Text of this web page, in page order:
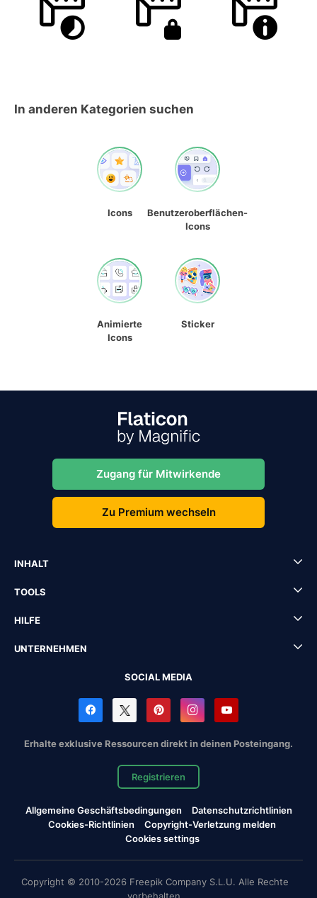
In anderen Kategorien suchen
Icons
Benutzeroberflächen-
Icons
Animierte
Icons
Sticker
Zugang für Mitwirkende
Zu Premium wechseln
INHALT
TOOLS
HILFE
UNTERNEHMEN
SOCIAL MEDIA
Erhalte exklusive Ressourcen direkt in deinen Posteingang.
Registrieren
Allgemeine Geschäftsbedingungen
Datenschutzrichtlinien
Cookies-Richtlinien
Copyright-Verletzung melden
Cookies settings
Copyright © 2010-2026 Freepik Company S.L.U. Alle Rechte